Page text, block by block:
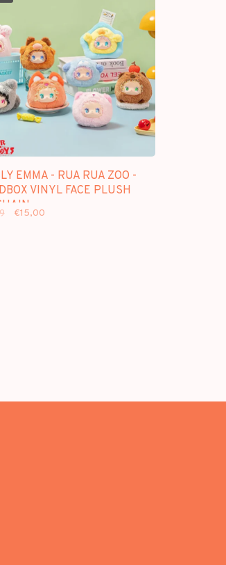
EMMA - RUA RUA ZOO -
VINYL FACE PLUSH
€15,00